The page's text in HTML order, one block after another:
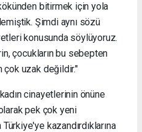
bitirmek için yola
Şimdi aynı sözü
konusunda söylüyoruz.
çocukların bu sebepten
çok uzak değildir."
cinayetlerinin önüne
pek çok yeni
kazandırdıklarına